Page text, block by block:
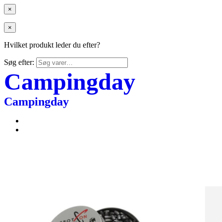
×
×
Hvilket produkt leder du efter?
Søg efter:
Campingday
Campingday